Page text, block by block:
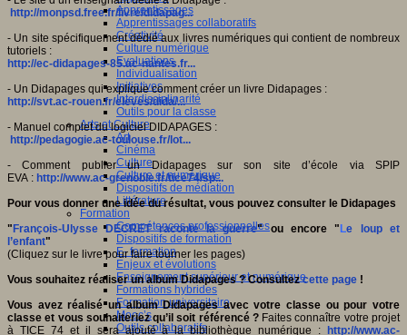
Apprentissages
Apprentissages collaboratifs
Créativité
Culture numérique
Evaluations
Individualisation
Initiatives
Interdisciplinarité
Outils pour la classe
Arts et Culture
Art
Cinéma
Culture
Culture et numérique
Dispositifs de médiation
Littérature
Formation
Compétences professionnelles
Dispositifs de formation
E- formation
Enjeux et évolutions
Enseignement supérieur et numérique
Formations hybrides
Formation universitaire
Mooc’s
Outils collaboratifs
http://monpsd.free.fr/livre/didapag...
- Un site spécifiquement dédié aux livres numériques qui contient de nombreux
tutoriels :
http://ec-didapages-85.ac-nantes.fr...
- Un Didapages qui explique comment créer un livre Didapages :
http://svt.ac-rouen.fr/eleves/dida/...
- Manuel complet du logiciel DIDAPAGES :
http://pedagogie.ac-toulouse.fr/lot...
-
Comment publier un Didapages
sur son site d’école via SPIP
EVA : http://www.ac-grenoble.fr/tice74/sp...
Pour vous donner une idée du résultat, vous pouvez consulter le Didapages
"François-Ulysse DECRET raconte la guerre" ou encore "Le loup et
l’enfant"
(Cliquez sur le livre pour faire tourner les pages)
Vous souhaitez réaliser un album Didapages ? Consultezcette page !
Vous avez réalisé un album Didapages avec votre classe ou pour votre
classe et vous souhaiteriez qu’il soit référencé ?Faites connaître votre projet
à TICE 74 et il sera ajouté à la bibliothèque numérique : http://www.ac-